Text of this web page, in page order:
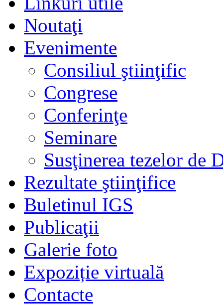
Noutaţi
Evenimente
Consiliul ştiinţific
Congrese
Conferinţe
Seminare
Susţinerea tezelor de
Rezultate ştiinţifice
Buletinul IGS
Publicaţii
Galerie foto
Expoziție virtuală
Contacte